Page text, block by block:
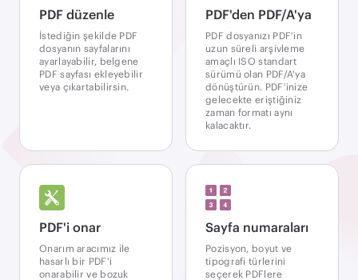
PDF düzenle
İstediğin şekilde PDF
dosyanın sayfalarını
ayarlayabilir, belgene
PDF sayfası ekleyebilir
veya çıkartabilirsin.
PDF'den PDF/A'ya
PDF dosyanızı PDF'in
uzun süreli arşivleme
amaçlı ISO standart
sürümü olan PDF/A'ya
dönüştürün. PDF'inize
gelecekte eriştiğiniz
zaman formatı aynı
kalacaktır.
PDF'i onar
Onarım aracımız ile
hasarlı bir PDF'i
onarabilir ve bozuk
Sayfa numaraları
Pozisyon, boyut ve
tipografi türlerini
seçerek PDFlere